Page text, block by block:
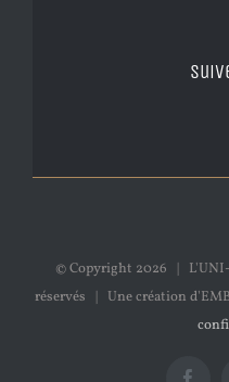
© Copyright 2026 | L'UNI-
réservés | Une création